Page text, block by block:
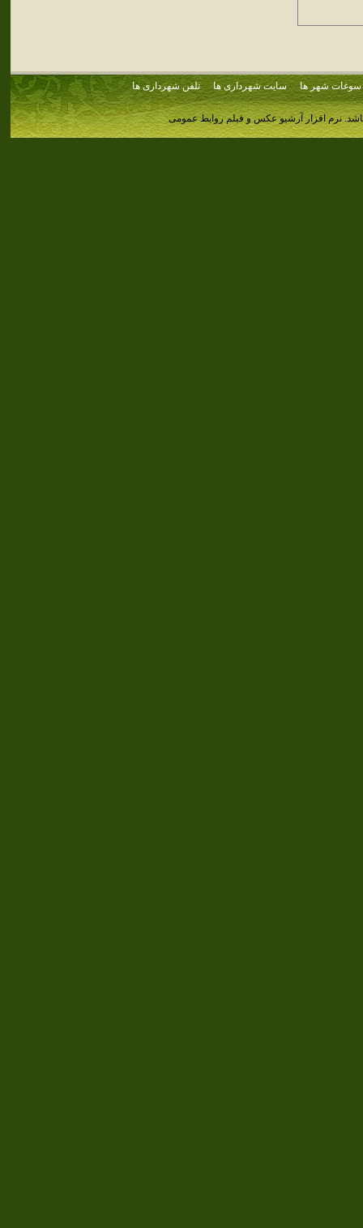
سوغات شهر ها سایت شهرداری ها تلفن شهرداری ها
نرم افزار آرشیو عکس و فیلم روابط عمومی